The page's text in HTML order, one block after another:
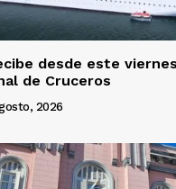
desde este
de Cruceros
2026